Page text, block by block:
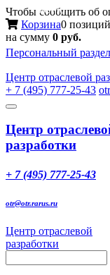
Чтобы сообщить об
Корзина0 позиций
на сумму 0 руб.
Персональный раздел
Центр отраслевой
+ 7 (495) 777-25-43
Toggle
Меню
Центр
разработки
+ 7 (495) 777-25-43
otr@otr.rarus.ru
Центр отраслевой
разработки